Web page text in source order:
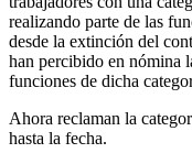
realizando parte de las
desde la extinción del
han percibido en nómina
funciones de dicha
Ahora reclaman la
hasta la fecha.